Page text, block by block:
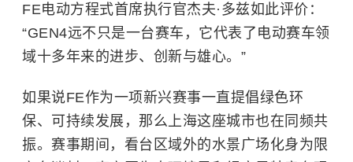
FE电动方程式首席执行官杰夫·多兹如此评价：
“GEN4远不只是一台赛车，它代表了电动赛车领
域十多年来的进步、创新与雄心。”
如果说FE作为一项新兴赛事一直提倡绿色环
保、可持续发展，那么上海这座城市也在同频共
振。赛事期间，看台区域外的水景广场化身为限